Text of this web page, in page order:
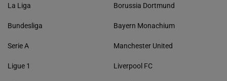
La Liga
Bundesliga
Serie A
Ligue 1
Borussia Dortmund
Bayern Monachium
Manchester United
Liverpool FC